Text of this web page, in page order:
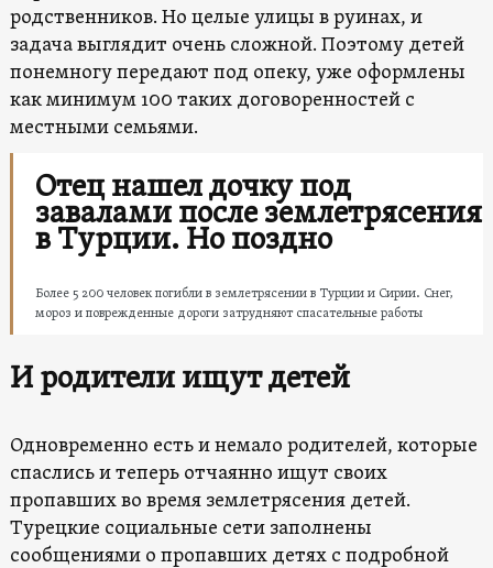
родственников. Но целые улицы в руинах, и
задача выглядит очень сложной. Поэтому детей
понемногу передают под опеку, уже оформлены
как минимум 100 таких договоренностей с
местными семьями.
Отец нашел дочку под
завалами после землетрясения
в Турции. Но поздно
Более 5 200 человек погибли в землетрясении в Турции и Сирии. Снег,
мороз и поврежденные дороги затрудняют спасательные работы
И родители ищут детей
Одновременно есть и немало родителей, которые
спаслись и теперь отчаянно ищут своих
пропавших во время землетрясения детей.
Турецкие социальные сети заполнены
сообщениями о пропавших детях с подробной